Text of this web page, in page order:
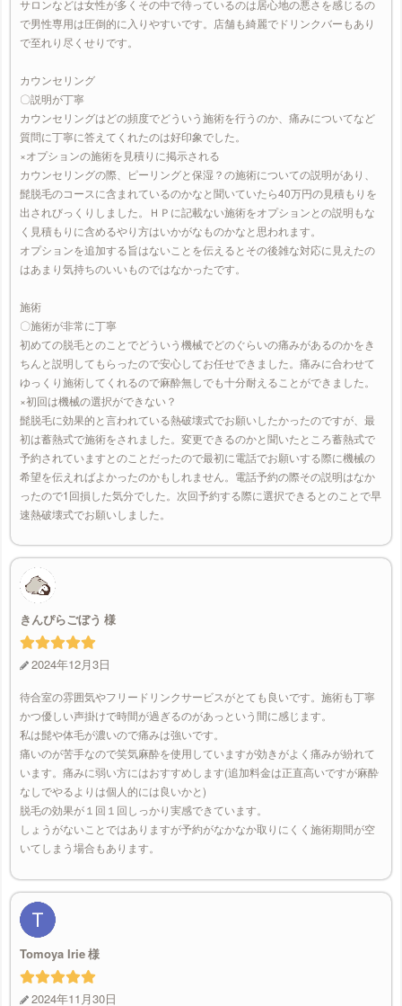
サロンなどは女性が多くその中で待っているのは居心地の悪さを感じるの
で男性専用は圧倒的に入りやすいです。店舗も綺麗でドリンクバーもあり
で至れり尽くせりです。
カウンセリング
〇説明が丁寧
カウンセリングはどの頻度でどういう施術を行うのか、痛みについてなど
質問に丁寧に答えてくれたのは好印象でした。
×オプションの施術を見積りに掲示される
カウンセリングの際、ピーリングと保湿？の施術についての説明があり、
髭脱毛のコースに含まれているのかなと聞いていたら40万円の見積もりを
出されびっくりしました。ＨＰに記載ない施術をオプションとの説明もな
く見積もりに含めるやり方はいかがなものかなと思われます。
オプションを追加する旨はないことを伝えるとその後雑な対応に見えたの
はあまり気持ちのいいものではなかったです。
施術
〇施術が非常に丁寧
初めての脱毛とのことでどういう機械でどのぐらいの痛みがあるのかをき
ちんと説明してもらったので安心してお任せできました。痛みに合わせて
ゆっくり施術してくれるので麻酔無しでも十分耐えることができました。
×初回は機械の選択ができない？
髭脱毛に効果的と言われている熱破壊式でお願いしたかったのですが、最
初は蓄熱式で施術をされました。変更できるのかと聞いたところ蓄熱式で
予約されていますとのことだったので最初に電話でお願いする際に機械の
希望を伝えればよかったのかもしれません。電話予約の際その説明はなか
ったので1回損した気分でした。次回予約する際に選択できるとのことで早
速熱破壊式でお願いしました。
きんぴらごぼう
2024年12月3日
待合室の雰囲気やフリードリンクサービスがとても良いです。施術も丁寧
かつ優しい声掛けで時間が過ぎるのがあっという間に感じます。
私は髭や体毛が濃いので痛みは強いです。
痛いのが苦手なので笑気麻酔を使用していますが効きがよく痛みが紛れて
います。痛みに弱い方にはおすすめします(追加料金は正直高いですが麻酔
なしでやるよりは個人的には良いかと)
脱毛の効果が１回１回しっかり実感できています。
しょうがないことではありますが予約がなかなか取りにくく施術期間が空
いてしまう場合もあります。
Tomoya Irie
2024年11月30日